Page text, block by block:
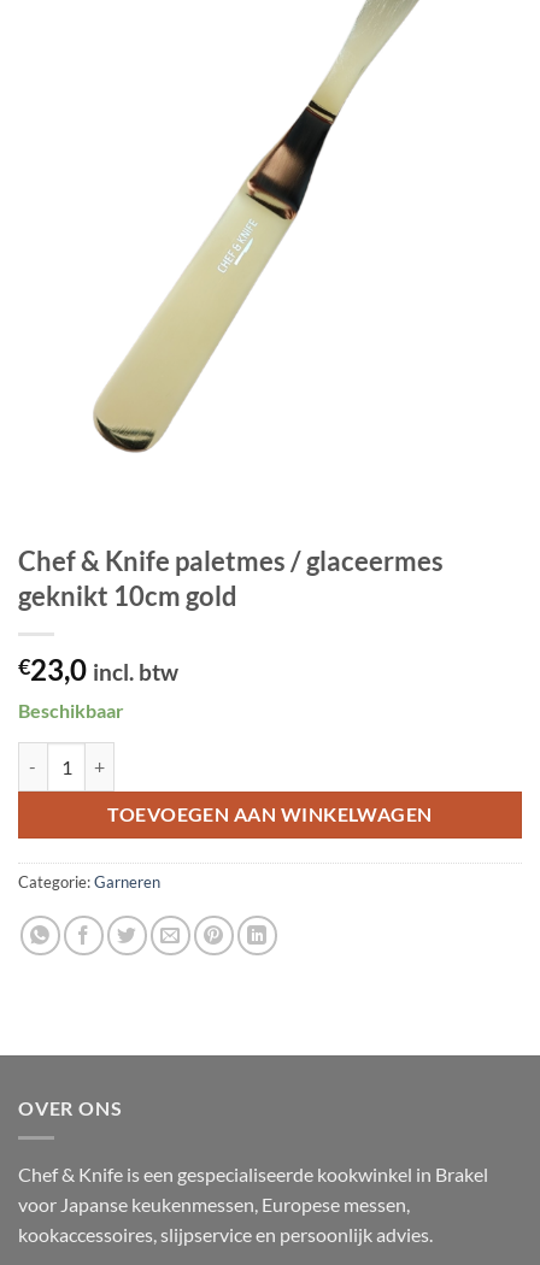
Chef & Knife paletmes / glaceermes
geknikt 10cm gold
€23,0 incl. btw
Beschikbaar
TOEVOEGEN AAN WINKELWAGEN
Categorie:Garneren
OVER ONS
Chef & Knife is een gespecialiseerde kookwinkel in Brakel
voor Japanse keukenmessen, Europese messen,
kookaccessoires, slijpservice en persoonlijk advies.